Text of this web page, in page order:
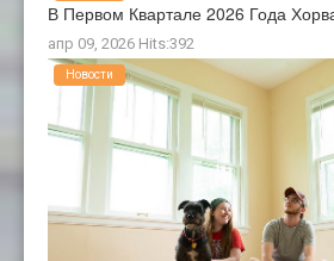
В Первом Квартале 2026 Года
апр 09, 2026 Hits:392
Новости